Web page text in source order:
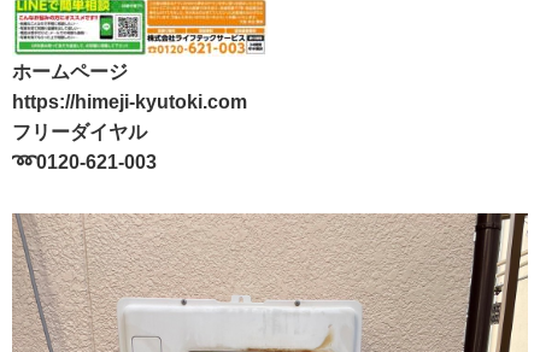
ホームページ
https://himeji-kyutoki.com
フリーダイヤル
➿0120-621-003